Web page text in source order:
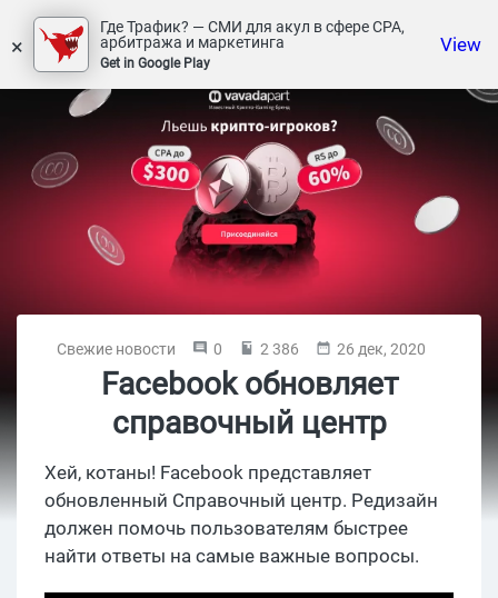
×
Где Трафик? — СМИ для акул в сфере СРА,
арбитража и маркетинга
Get in Google Play
View
Свежие новости 0 2 386 26 дек, 2020
Facebook обновляет
справочный центр
Хей, котаны! Facebook представляет
обновленный Справочный центр. Редизайн
должен помочь пользователям быстрее
найти ответы на самые важные вопросы.